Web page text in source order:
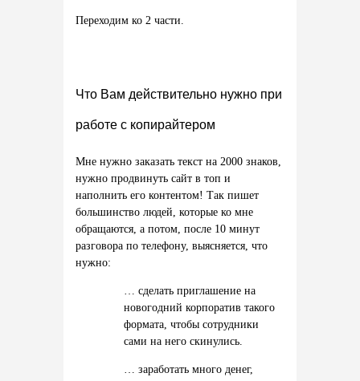
Переходим ко 2 части.
Что Вам действительно нужно при
работе с копирайтером
Мне нужно заказать текст на 2000 знаков,
нужно продвинуть сайт в топ и
наполнить его контентом! Так пишет
большинство людей, которые ко мне
обращаются, а потом, после 10 минут
разговора по телефону, выясняется, что
нужно:
… сделать приглашение на
новогодний корпоратив такого
формата, чтобы сотрудники
сами на него скинулись.
… заработать много денег,